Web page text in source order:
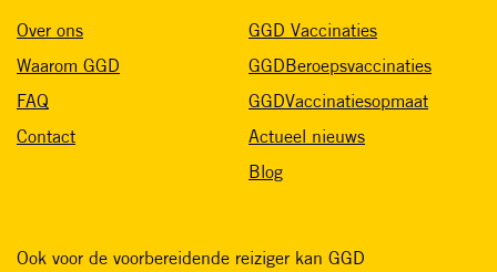
Over ons
Waarom GGD
FAQ
Contact
GGD Vaccinaties
GGDBeroepsvaccinaties
GGDVaccinatiesopmaat
Actueel nieuws
Blog
Ook voor de voorbereidende reiziger kan GGD